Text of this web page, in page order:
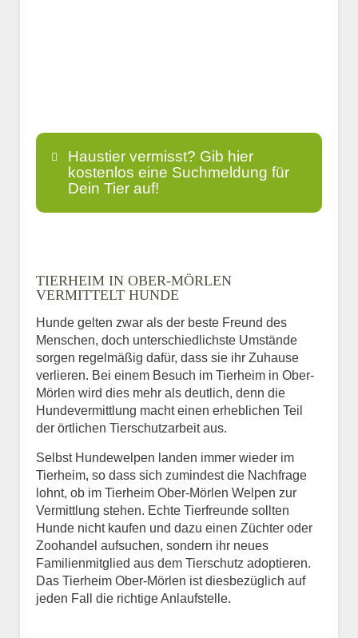
Haustier vermisst? Gib hier
kostenlos eine Suchmeldung für
Dein Tier auf!
E-Mail*
Informationen über das
Tier.
Art des Tiers*
TIERHEIM IN OBER-MÖRLEN
VERMITTELT HUNDE
Hunde gelten zwar als der beste Freund des
Menschen, doch unterschiedlichste Umstände
sorgen regelmäßig dafür, dass sie ihr Zuhause
verlieren. Bei einem Besuch im Tierheim in Ober-
Mörlen wird dies mehr als deutlich, denn die
Hundevermittlung macht einen erheblichen Teil
der örtlichen Tierschutzarbeit aus.
Selbst Hundewelpen landen immer wieder im
Tierheim, so dass sich zumindest die Nachfrage
lohnt, ob im Tierheim Ober-Mörlen Welpen zur
Vermittlung stehen. Echte Tierfreunde sollten
Hunde nicht kaufen und dazu einen Züchter oder
Zoohandel aufsuchen, sondern ihr neues
Familienmitglied aus dem Tierschutz adoptieren.
Das Tierheim Ober-Mörlen ist diesbezüglich auf
jeden Fall die richtige Anlaufstelle.